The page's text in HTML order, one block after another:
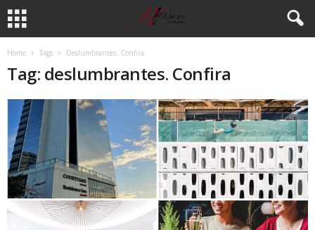
Home Tags Deslumbrantes. Confira
Tag: deslumbrantes. Confira